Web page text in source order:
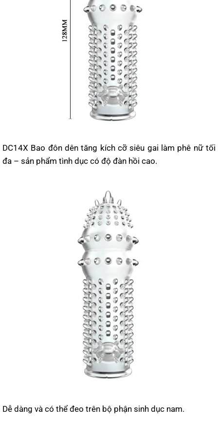
DC14X Bao đôn dên tăng kích cỡ siêu gai làm phê nữ tối
đa – sản phẩm tình dục có độ đàn hồi cao.
Dễ dàng và có thể đeo trên bộ phận sinh dục nam.